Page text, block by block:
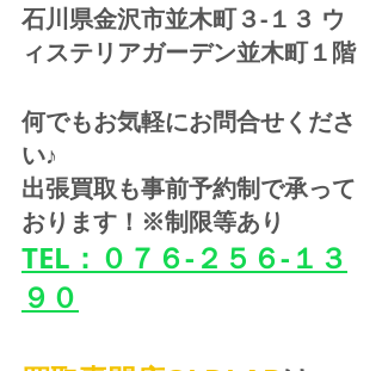
石川県金沢市並木町３-１３ ウ
ィステリアガーデン並木町１階
何でもお気軽にお問合せくださ
い♪
出張買取も事前予約制で承って
おります！※制限等あり
TEL：０７６-２５６-１３
９０